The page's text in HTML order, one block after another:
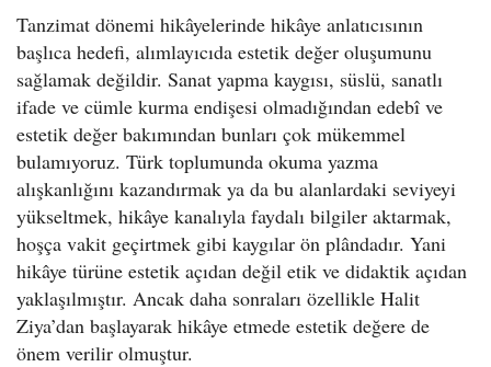
Tanzimat dönemi hikâyelerinde hikâye anlatıcısının
başlıca hedefi, alımlayıcıda estetik değer oluşumunu
sağlamak değildir. Sanat yapma kaygısı, süslü, sanatlı
ifade ve cümle kurma endişesi olmadığından edebî ve
estetik değer bakımından bunları çok mükemmel
bulamıyoruz. Türk toplumunda okuma yazma
alışkanlığını kazandırmak ya da bu alanlardaki seviyeyi
yükseltmek, hikâye kanalıyla faydalı bilgiler aktarmak,
hoşça vakit geçirtmek gibi kaygılar ön plândadır. Yani
hikâye türüne estetik açıdan değil etik ve didaktik açıdan
yaklaşılmıştır. Ancak daha sonraları özellikle Halit
Ziya’dan başlayarak hikâye etmede estetik değere de
önem verilir olmuştur.